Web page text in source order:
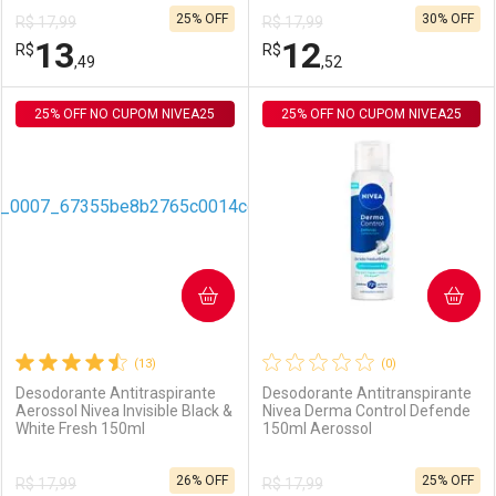
Comprar sem Desconto
Por R$ 27,43/cada
Comprar sem Desconto
Por R$ 27,43/cada
Comprar sem Desconto
Por R$ 29,10/cada
Comprar sem Desconto
Por R$ 29,10/cada
R$ 17,99
R$13,49
25% OFF
FECHAR
FECHAR
R$ 17,99
R$12,52
30% OFF
Laboratório
Por Menos
(13)
Desodorante Antitraspirante
Aerossol Nivea Invisible Black &
White Fresh 150ml
25% OFF NO CUPOM NIVEA25
R$ 17,99
26% OFF
COMPRAR
(0)
Desodorante Antitranspirante
Nivea Derma Control Defende
150ml Aerossol
25% OFF NO CUPOM NIVEA25
R$ 17,99
25% OFF
COMPRAR